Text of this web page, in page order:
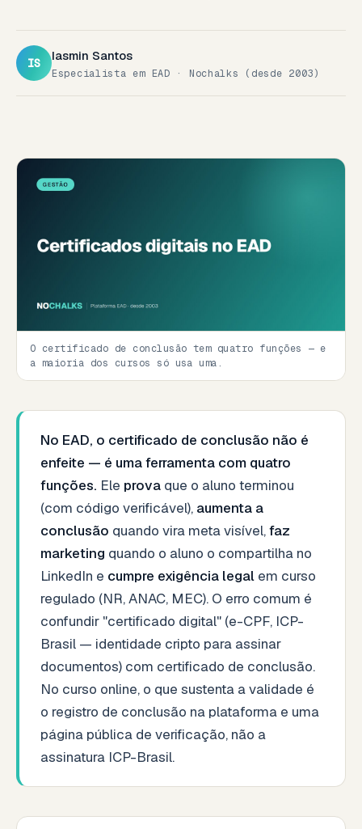
IS Iasmin Santos
Especialista em EAD · Nochalks (desde 2003)
O certificado de conclusão tem quatro funções — e
a maioria dos cursos só usa uma.
No EAD, o certificado de conclusão não é
enfeite — é uma ferramenta com quatro
funções. Ele prova que o aluno terminou
(com código verificável), aumenta a
conclusão quando vira meta visível,faz
marketing quando o aluno o compartilha no
LinkedIn e cumpre exigência legal em curso
regulado (NR, ANAC, MEC). O erro comum é
confundir "certificado digital" (e-CPF, ICP-
Brasil — identidade cripto para assinar
documentos) com certificado de conclusão.
No curso online, o que sustenta a validade é
o registro de conclusão na plataforma e uma
página pública de verificação, não a
assinatura ICP-Brasil.